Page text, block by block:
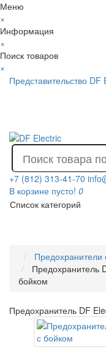
Меню
×
Информация
×
Поиск товаров
×
Представительство
+7 (812) 313-41-70
В корзине пусто! 0
Список категорий
Предохранитель
бойком
Предохранитель DF